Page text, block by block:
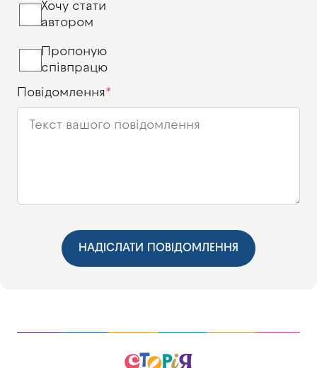
Хочу стати
автором
Пропоную
співпрацю
Повідомлення
НАДІСЛАТИ ПОВІДОМЛЕННЯ